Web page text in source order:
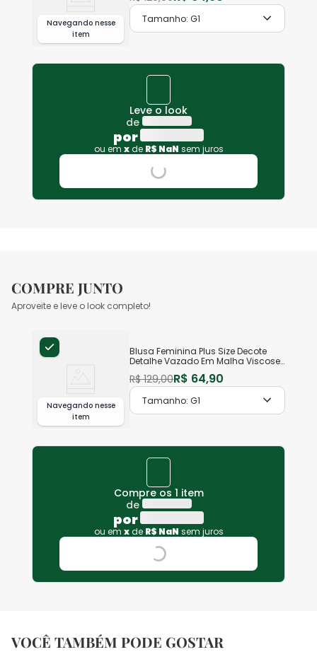
Navegando nesse
item
Tamanho:G1
Leve o look
de
por
ou em x de R$ NaN sem juros
COMPRE JUNTO
Aproveite e leve o look completo!
Navegando nesse
item
Blusa Feminina Plus Size Decote
Detalhe Vazado Em Malha Viscose
Canelada
R$ 129,00R$ 64,90
Tamanho:G1
Compre os 1 item
de
por
ou em x de R$ NaN sem juros
VOCÊ TAMBÉM PODE GOSTAR